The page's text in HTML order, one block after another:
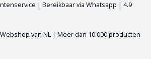
| Bereikbaar via Whatsapp | 4.9
van NL | Meer dan 10.000 producten